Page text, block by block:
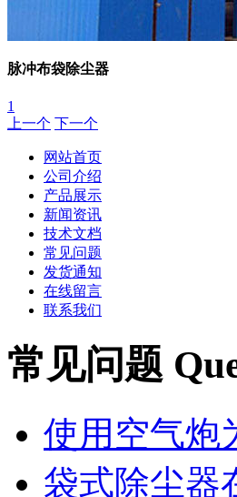
脉冲布袋除尘器
1
上一个 下一个
网站首页
公司介绍
产品展示
新闻资讯
技术文档
常见问题
发货通知
在线留言
联系我们
常见问题
使用空气炮
袋式除尘器